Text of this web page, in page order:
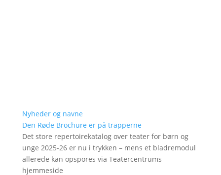
Nyheder og navne
Den Røde Brochure er på trapperne
Det store repertoirekatalog over teater for børn og
unge 2025-26 er nu i trykken – mens et bladremodul
allerede kan opspores via Teatercentrums
hjemmeside